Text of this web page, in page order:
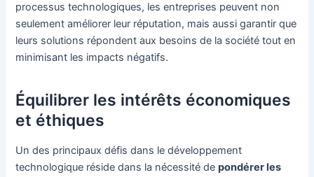
processus technologiques, les entreprises peuvent non
seulement améliorer leur réputation, mais aussi garantir que
leurs solutions répondent aux besoins de la société tout en
minimisant les impacts négatifs.
Équilibrer les intérêts économiques
et éthiques
Un des principaux défis dans le développement
technologique réside dans la nécessité depondérer les